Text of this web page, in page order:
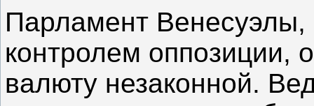
Парламент
контролем оппозиции,
валюту незаконной.